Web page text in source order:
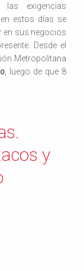
exigencias
estos días se
en sus negocios
Desde el
Metropolitana
, luego de que 8
y